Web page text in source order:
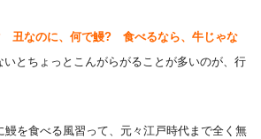
丑なのに、何で鰻? 食べるなら、牛じゃな
いとちょっとこんがらがることが多いのが、行
鰻を食べる風習って、元々江戸時代まで全く無